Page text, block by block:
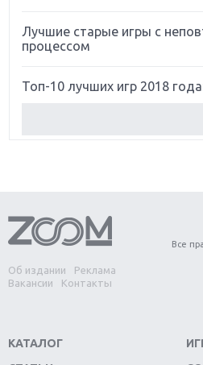
Лучшие старые игры с
процессом
Топ-10 лучших игр 2018
Обзор игры Forza Horizon 4:
Две важных новинки для
Divinity Original Sin 2
Switch
Об издании
Реклама
Вакансии
Контакты
Все
КАТАЛОГ